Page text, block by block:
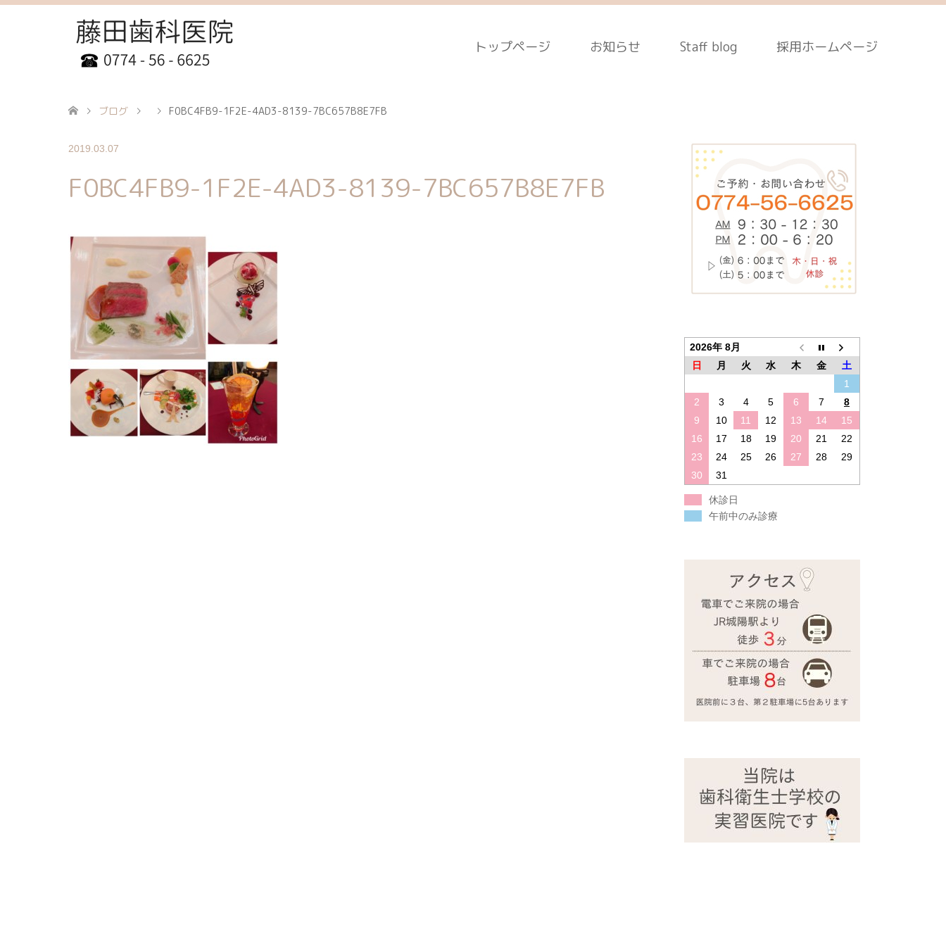
トップページ お知らせ Staff blog 採用ホームページ
ブログ F0BC4FB9-1F2E-4AD3-8139-7BC657B8E7FB
2019.03.07
F0BC4FB9-1F2E-4AD3-8139-7BC657B8E7FB
2026年 8月
日
月 火 水 木 金
土
1
2
3 4 5 6 7
8
9
10 11 12 13 14
15
16
17 18 19 20 21
22
23
24 25 26 27 28
29
30
31
休診日
午前中のみ診療